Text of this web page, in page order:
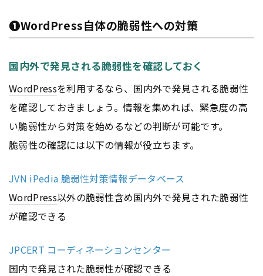
➊WordPress自体の脆弱性への対策
国内外で発見される脆弱性を確認しておく
WordPressを利用するなら、国内外で発見される脆弱性
を確認しておきましょう。情報を集めれば、緊急度の高
い脆弱性から対策を始めるなどの判断が可能です。
脆弱性の確認には以下の情報が役立ちます。
JVN iPedia 脆弱性対策情報データベース
WordPress以外の脆弱性含め国内外で発見された脆弱性
が確認できる
JPCERT コーディネーションセンター
国内で発見された脆弱性が確認できる